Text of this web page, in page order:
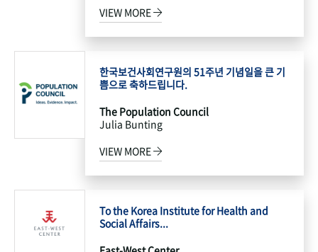
VIEW MORE
한국보건사회연구원의 51주년 기념일을 큰 기
쁨으로 축하드립니다.
The Population Council
Julia Bunting
VIEW MORE
To the Korea Institute for Health and
Social Affairs...